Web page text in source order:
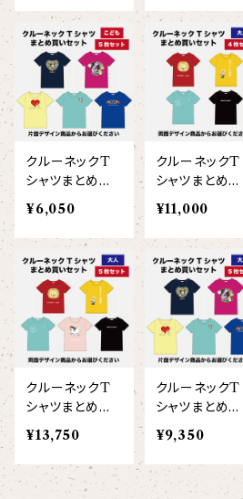
ト）
クルーネックT
シャツまとめ買
いセット（こども
5枚/片面プリン
ト）
¥6,050
クルーネックT
シャツまとめ買
いセット（大人4
枚/両面プリン
ト）
¥11,000
クルーネックT
シャツまとめ買
いセット（大人5
枚/両面プリン
ト）
¥13,750
クルーネックT
シャツまとめ買
いセット（大人5
枚/片面プリン
ト）
¥9,350